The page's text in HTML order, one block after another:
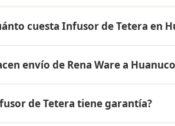
cuesta Infusor de Tetera en
actual, promociones disponibles y
envío de Rena Ware a
de Tetera tiene garantía?